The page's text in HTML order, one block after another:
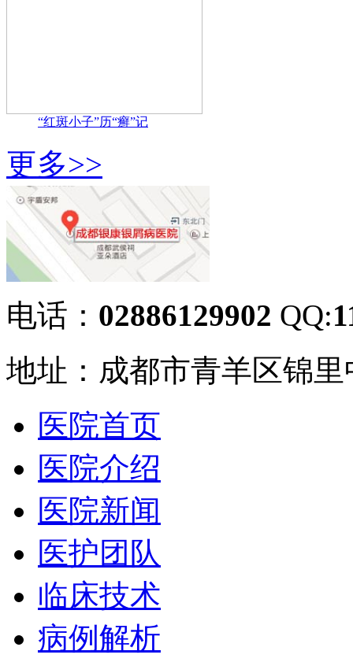
“红斑小子”历“癣”记
更多>>
电话： 02886129902 QQ:
地址：成都市青羊区锦里
医院首页
医院介绍
医院新闻
医护团队
临床技术
病例解析